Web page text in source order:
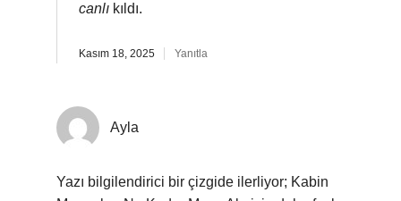
canlı kıldı.
Kasım 18, 2025 Yanıtla
Ayla
Yazı bilgilendirici bir çizgide ilerliyor; Kabin